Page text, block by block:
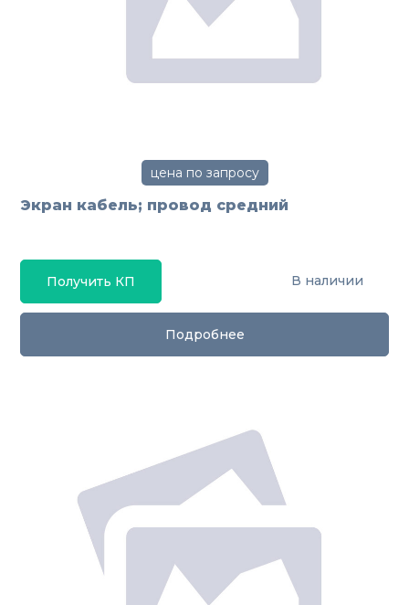
цена по запросу
Экран кабель; провод средний
Получить КП В наличии
Подробнее